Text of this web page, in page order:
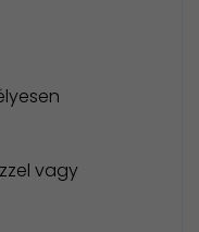
vagy